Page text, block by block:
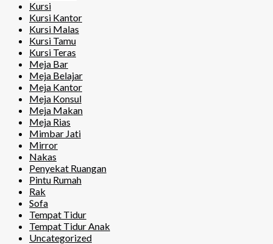
Kursi
Kursi Kantor
Kursi Malas
Kursi Tamu
Kursi Teras
Meja Bar
Meja Belajar
Meja Kantor
Meja Konsul
Meja Makan
Meja Rias
Mimbar Jati
Mirror
Nakas
Penyekat Ruangan
Pintu Rumah
Rak
Sofa
Tempat Tidur
Tempat Tidur Anak
Uncategorized